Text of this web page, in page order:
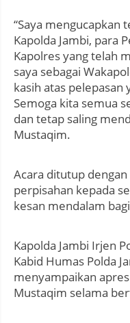
“Saya mengucapkan
Kapolda Jambi, para
Kapolres yang telah
saya sebagai
kasih atas
Semoga kita semua
dan tetap saling
Mustaqim.
Acara ditutup
perpisahan kepada
kesan mendalam
Kapolda Jambi Irjen
Kabid Humas Polda
menyampaikan
Mustaqim selama